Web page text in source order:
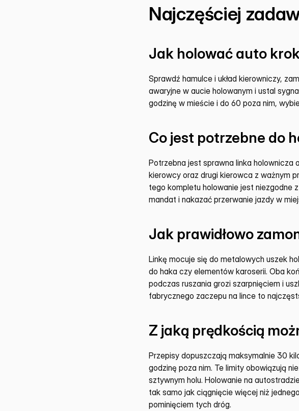
Najczęściej
Jak holować auto
Sprawdź hamulce i układ kierowniczy,
awaryjne w aucie holowanym i ustal
godzinę w mieście i do 60 poza nim,
Co jest potrzebne do
Potrzebna jest sprawna linka
kierowcy oraz drugi kierowca z ważnym
tego kompletu holowanie jest niezgodne
mandat i nakazać przerwanie jazdy w
Jak prawidłowo
Linkę mocuje się do metalowych uszek
do haka czy elementów karoserii. Oba
podczas ruszania grozi szarpnięciem i
fabrycznego zaczepu na lince to
Z jaką prędkością
Przepisy dopuszczają maksymalnie 30
godzinę poza nim. Te limity obowiązują
sztywnym holu. Holowanie na
tak samo jak ciągnięcie więcej niż
pominięciem tych dróg.